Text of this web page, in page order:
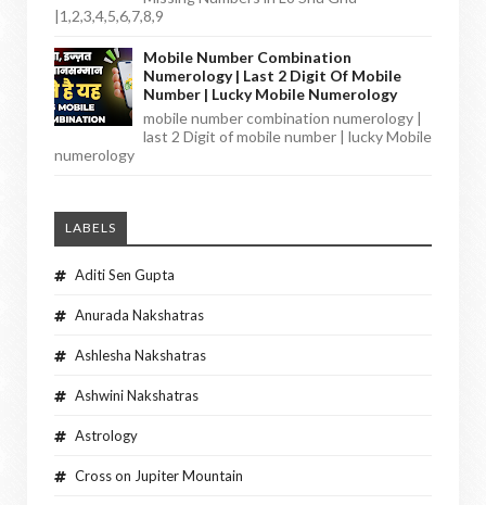
|1,2,3,4,5,6,7,8,9
Mobile Number Combination
Numerology | Last 2 Digit Of Mobile
Number | Lucky Mobile Numerology
mobile number combination numerology |
last 2 Digit of mobile number | lucky Mobile
numerology
LABELS
Aditi Sen Gupta
Anurada Nakshatras
Ashlesha Nakshatras
Ashwini Nakshatras
Astrology
Cross on Jupiter Mountain